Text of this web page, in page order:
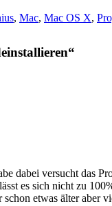
, Mac, Mac OS X,
dabei versucht das
es sich nicht zu
etwas älter